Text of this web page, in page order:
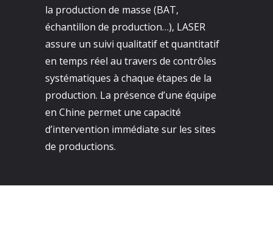
la production de masse (BAT,
échantillon de production…), LASER
assure un suivi qualitatif et quantitatif
en temps réel au travers de contrôles
systématiques à chaque étapes de la
production. La présence d’une équipe
en Chine permet une capacité
d’intervention immédiate sur les sites
de productions.